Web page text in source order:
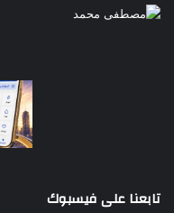
تابعنا على فيسبوك